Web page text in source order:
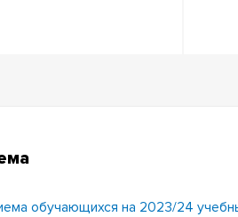
обучающихся на 2023/24